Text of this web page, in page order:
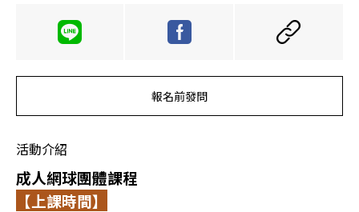
報名前發問
活動介紹
成人網球團體課程
【上課時間】